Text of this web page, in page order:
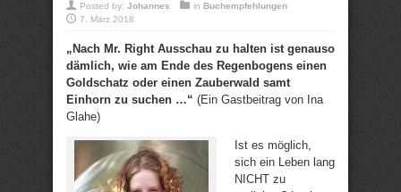
Posted by: Johannes in Buchempfehlungen
7. März 2018
„Nach Mr. Right Ausschau zu halten ist genauso
dämlich, wie am Ende des Regenbogens einen
Goldschatz oder einen Zauberwald samt
Einhorn zu suchen …“ (Ein Gastbeitrag von Ina
Glahe)
Ist es möglich,
sich ein Leben lang
NICHT zu